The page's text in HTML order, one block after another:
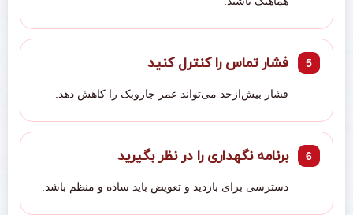
فشار تماس را کنترل کنید
فشار بیش‌ازحد می‌تواند عمر جاروبک را کاهش دهد.
برنامه نگهداری را در نظر بگیرید
دسترسی برای بازدید و تعویض باید ساده و منظم باشد.